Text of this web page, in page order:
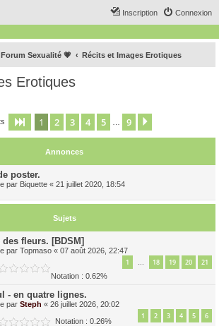
Connexion
Inscription
Forum Sexualité 💗 Récits et Images Erotiques
Erotiques
Page 1sur9
1 2 3 4 5 9
Annonces
poster.
par Biquette « 21 juillet 2020, 18:54
Sujets
des fleurs. [BDSM]
par Topmaso « 07 août 2026, 22:47
1 … 18 19 20 21
Notation : 0.62%
- en quatre lignes.
par Steph « 26 juillet 2026, 20:02
1 2 3 4 5 6
Notation : 0.26%